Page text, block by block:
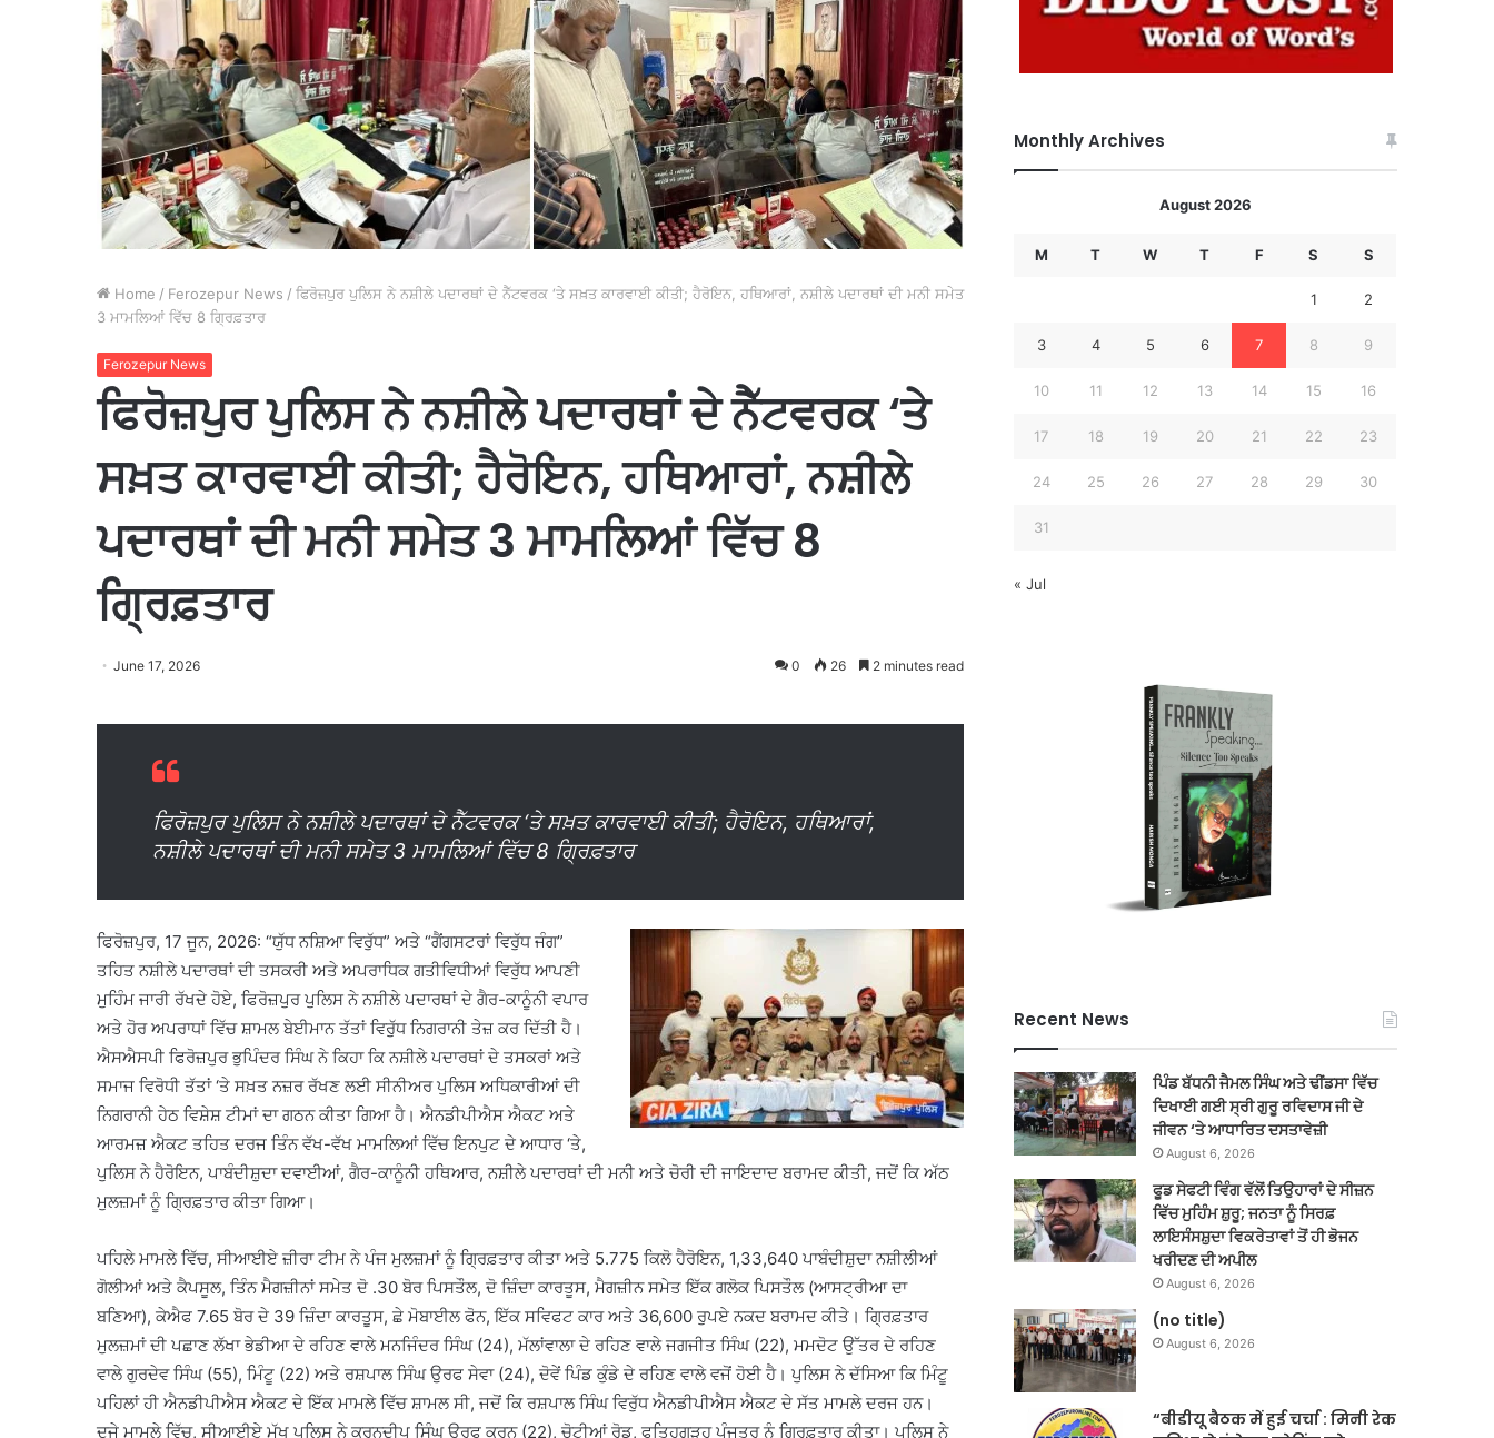
Home / Ferozepur News / ਫਿਰੋਜ਼ਪੁਰ ਪੁਲਿਸ ਨੇ ਨਸ਼ੀਲੇ ਪਦਾਰਥਾਂ ਦੇ ਨੈੱਟਵਰਕ ‘ਤੇ ਸਖ਼ਤ ਕਾਰਵਾਈ ਕੀਤੀ; ਹੈਰੋਇਨ, ਹਥਿਆਰਾਂ, ਨਸ਼ੀਲੇ ਪਦਾਰਥਾਂ ਦੀ ਮਨੀ ਸਮੇਤ
3 ਮਾਮਲਿਆਂ ਵਿੱਚ 8 ਗ੍ਰਿਫ਼ਤਾਰ
Ferozepur News
ਫਿਰੋਜ਼ਪੁਰ ਪੁਲਿਸ ਨੇ ਨਸ਼ੀਲੇ ਪਦਾਰਥਾਂ ਦੇ ਨੈੱਟਵਰਕ ‘ਤੇ
ਸਖ਼ਤ ਕਾਰਵਾਈ ਕੀਤੀ; ਹੈਰੋਇਨ, ਹਥਿਆਰਾਂ, ਨਸ਼ੀਲੇ
ਪਦਾਰਥਾਂ ਦੀ ਮਨੀ ਸਮੇਤ 3 ਮਾਮਲਿਆਂ ਵਿੱਚ 8
ਗ੍ਰਿਫ਼ਤਾਰ
June 17, 2026 0 26 2 minutes read
ਫਿਰੋਜ਼ਪੁਰ ਪੁਲਿਸ ਨੇ ਨਸ਼ੀਲੇ ਪਦਾਰਥਾਂ ਦੇ ਨੈੱਟਵਰਕ ‘ਤੇ ਸਖ਼ਤ ਕਾਰਵਾਈ ਕੀਤੀ; ਹੈਰੋਇਨ, ਹਥਿਆਰਾਂ,
ਨਸ਼ੀਲੇ ਪਦਾਰਥਾਂ ਦੀ ਮਨੀ ਸਮੇਤ 3 ਮਾਮਲਿਆਂ ਵਿੱਚ 8 ਗ੍ਰਿਫ਼ਤਾਰ
ਫਿਰੋਜ਼ਪੁਰ, 17 ਜੂਨ, 2026: “ਯੁੱਧ ਨਸ਼ਿਆ ਵਿਰੁੱਧ” ਅਤੇ “ਗੈਂਗਸਟਰਾਂ ਵਿਰੁੱਧ ਜੰਗ”
ਤਹਿਤ ਨਸ਼ੀਲੇ ਪਦਾਰਥਾਂ ਦੀ ਤਸਕਰੀ ਅਤੇ ਅਪਰਾਧਿਕ ਗਤੀਵਿਧੀਆਂ ਵਿਰੁੱਧ ਆਪਣੀ
ਮੁਹਿੰਮ ਜਾਰੀ ਰੱਖਦੇ ਹੋਏ, ਫਿਰੋਜ਼ਪੁਰ ਪੁਲਿਸ ਨੇ ਨਸ਼ੀਲੇ ਪਦਾਰਥਾਂ ਦੇ ਗੈਰ-ਕਾਨੂੰਨੀ ਵਪਾਰ
ਅਤੇ ਹੋਰ ਅਪਰਾਧਾਂ ਵਿੱਚ ਸ਼ਾਮਲ ਬੇਈਮਾਨ ਤੱਤਾਂ ਵਿਰੁੱਧ ਨਿਗਰਾਨੀ ਤੇਜ਼ ਕਰ ਦਿੱਤੀ ਹੈ।
ਐਸਐਸਪੀ ਫਿਰੋਜ਼ਪੁਰ ਭੁਪਿੰਦਰ ਸਿੰਘ ਨੇ ਕਿਹਾ ਕਿ ਨਸ਼ੀਲੇ ਪਦਾਰਥਾਂ ਦੇ ਤਸਕਰਾਂ ਅਤੇ
ਸਮਾਜ ਵਿਰੋਧੀ ਤੱਤਾਂ ‘ਤੇ ਸਖ਼ਤ ਨਜ਼ਰ ਰੱਖਣ ਲਈ ਸੀਨੀਅਰ ਪੁਲਿਸ ਅਧਿਕਾਰੀਆਂ ਦੀ
ਨਿਗਰਾਨੀ ਹੇਠ ਵਿਸ਼ੇਸ਼ ਟੀਮਾਂ ਦਾ ਗਠਨ ਕੀਤਾ ਗਿਆ ਹੈ। ਐਨਡੀਪੀਐਸ ਐਕਟ ਅਤੇ
ਆਰਮਜ਼ ਐਕਟ ਤਹਿਤ ਦਰਜ ਤਿੰਨ ਵੱਖ-ਵੱਖ ਮਾਮਲਿਆਂ ਵਿੱਚ ਇਨਪੁਟ ਦੇ ਆਧਾਰ ‘ਤੇ,
ਪੁਲਿਸ ਨੇ ਹੈਰੋਇਨ, ਪਾਬੰਦੀਸ਼ੁਦਾ ਦਵਾਈਆਂ, ਗੈਰ-ਕਾਨੂੰਨੀ ਹਥਿਆਰ, ਨਸ਼ੀਲੇ ਪਦਾਰਥਾਂ ਦੀ ਮਨੀ ਅਤੇ ਚੋਰੀ ਦੀ ਜਾਇਦਾਦ ਬਰਾਮਦ ਕੀਤੀ, ਜਦੋਂ ਕਿ ਅੱਠ
ਮੁਲਜ਼ਮਾਂ ਨੂੰ ਗ੍ਰਿਫ਼ਤਾਰ ਕੀਤਾ ਗਿਆ।
ਪਹਿਲੇ ਮਾਮਲੇ ਵਿੱਚ, ਸੀਆਈਏ ਜ਼ੀਰਾ ਟੀਮ ਨੇ ਪੰਜ ਮੁਲਜ਼ਮਾਂ ਨੂੰ ਗ੍ਰਿਫ਼ਤਾਰ ਕੀਤਾ ਅਤੇ 5.775 ਕਿਲੋ ਹੈਰੋਇਨ, 1,33,640 ਪਾਬੰਦੀਸ਼ੁਦਾ ਨਸ਼ੀਲੀਆਂ
ਗੋਲੀਆਂ ਅਤੇ ਕੈਪਸੂਲ, ਤਿੰਨ ਮੈਗਜ਼ੀਨਾਂ ਸਮੇਤ ਦੋ .30 ਬੋਰ ਪਿਸਤੌਲ, ਦੋ ਜ਼ਿੰਦਾ ਕਾਰਤੂਸ, ਮੈਗਜ਼ੀਨ ਸਮੇਤ ਇੱਕ ਗਲੋਕ ਪਿਸਤੌਲ (ਆਸਟ੍ਰੀਆ ਦਾ
ਬਣਿਆ), ਕੇਐਫ 7.65 ਬੋਰ ਦੇ 39 ਜ਼ਿੰਦਾ ਕਾਰਤੂਸ, ਛੇ ਮੋਬਾਈਲ ਫੋਨ, ਇੱਕ ਸਵਿਫਟ ਕਾਰ ਅਤੇ 36,600 ਰੁਪਏ ਨਕਦ ਬਰਾਮਦ ਕੀਤੇ। ਗ੍ਰਿਫ਼ਤਾਰ
ਮੁਲਜ਼ਮਾਂ ਦੀ ਪਛਾਣ ਲੱਖਾ ਭੇਡੀਆ ਦੇ ਰਹਿਣ ਵਾਲੇ ਮਨਜਿੰਦਰ ਸਿੰਘ (24), ਮੱਲਾਂਵਾਲਾ ਦੇ ਰਹਿਣ ਵਾਲੇ ਜਗਜੀਤ ਸਿੰਘ (22), ਮਮਦੋਟ ਉੱਤਰ ਦੇ ਰਹਿਣ
ਵਾਲੇ ਗੁਰਦੇਵ ਸਿੰਘ (55), ਮਿੰਟੂ (22) ਅਤੇ ਰਸ਼ਪਾਲ ਸਿੰਘ ਉਰਫ ਸੇਵਾ (24), ਦੋਵੇਂ ਪਿੰਡ ਕੁੰਡੇ ਦੇ ਰਹਿਣ ਵਾਲੇ ਵਜੋਂ ਹੋਈ ਹੈ। ਪੁਲਿਸ ਨੇ ਦੱਸਿਆ ਕਿ ਮਿੰਟੂ
ਪਹਿਲਾਂ ਹੀ ਐਨਡੀਪੀਐਸ ਐਕਟ ਦੇ ਇੱਕ ਮਾਮਲੇ ਵਿੱਚ ਸ਼ਾਮਲ ਸੀ, ਜਦੋਂ ਕਿ ਰਸ਼ਪਾਲ ਸਿੰਘ ਵਿਰੁੱਧ ਐਨਡੀਪੀਐਸ ਐਕਟ ਦੇ ਸੱਤ ਮਾਮਲੇ ਦਰਜ ਹਨ।
ਦੂਜੇ ਮਾਮਲੇ ਵਿੱਚ, ਸੀਆਈਏ ਮੱਖੂ ਪੁਲਿਸ ਨੇ ਕਰਨਦੀਪ ਸਿੰਘ ਉਰਫ ਕਰਨ (22), ਚੋਟੀਆਂ ਰੋਡ, ਫਤਿਹਗੜ੍ਹ ਪੰਜਤੂਰ ਨੂੰ ਗ੍ਰਿਫ਼ਤਾਰ ਕੀਤਾ। ਪੁਲਿਸ ਨੇ
Monthly Archives
August 2026
M T W T F S S
1 2
3 4 5 6 7 8 9
10 11 12 13 14 15 16
17 18 19 20 21 22 23
24 25 26 27 28 29 30
31
« Jul
Recent News
ਪਿੰਡ ਬੱਧਨੀ ਜੈਮਲ ਸਿੰਘ ਅਤੇ ਢੀਂਡਸਾ ਵਿੱਚ
ਦਿਖਾਈ ਗਈ ਸ੍ਰੀ ਗੁਰੂ ਰਵਿਦਾਸ ਜੀ ਦੇ
ਜੀਵਨ ‘ਤੇ ਆਧਾਰਿਤ ਦਸਤਾਵੇਜ਼ੀ
August 6, 2026
ਫੂਡ ਸੇਫਟੀ ਵਿੰਗ ਵੱਲੋਂ ਤਿਉਹਾਰਾਂ ਦੇ ਸੀਜ਼ਨ
ਵਿੱਚ ਮੁਹਿੰਮ ਸ਼ੁਰੂ; ਜਨਤਾ ਨੂੰ ਸਿਰਫ਼
ਲਾਇਸੰਸਸ਼ੁਦਾ ਵਿਕਰੇਤਾਵਾਂ ਤੋਂ ਹੀ ਭੋਜਨ
ਖਰੀਦਣ ਦੀ ਅਪੀਲ
August 6, 2026
(no title)
August 6, 2026
“बीडीयू बैठक में हुई चर्चा : मिनी रेक